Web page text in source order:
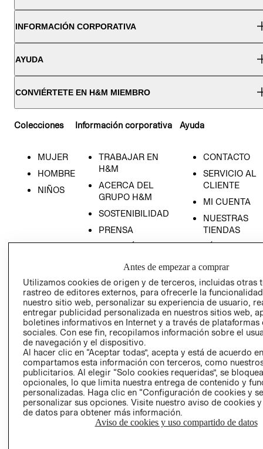
INFORMACIÓN CORPORATIVA
AYUDA
CONVIÉRTETE EN H&M MIEMBRO
Colecciones
MUJER
HOMBRE
NIÑOS
Información corporativa
TRABAJAR EN
H&M
ACERCA DEL
GRUPO H&M
SOSTENIBILIDAD
PRENSA
RELACIÓN CON
EMPRESARIAL
Ayuda
CONTACTO
SERVICIO AL
CLIENTE
MI CUENTA
NUESTRAS
TIENDAS
TÉRMINOS Y
AVISO DE
PRIVACIDAD
GIFT CARD
AVISO DE
COOKIES
LIBRO DE
Antes de empezar a comprar
Utilizamos cookies de origen y de terceros, incluidas otras
rastreo de editores externos, para ofrecerle la
nuestro sitio web, personalizar su experiencia de usuario,
entregar publicidad personalizada en nuestros sitios web,
boletines informativos en Internet y a través de plataformas
sociales. Con ese fin, recopilamos información sobre el
de navegación y el dispositivo.
Al hacer clic en “Aceptar todas”, acepta y está de acuerdo
compartamos esta información con terceros, como
publicitarios. Al elegir “Solo cookies requeridas”, se
opcionales, lo que limita nuestra entrega de contenido y
personalizadas. Haga clic en “Configuración de cookies y
personalizar sus opciones. Visite nuestro aviso de cookies
de datos para obtener más información.
Aviso de cookies y uso compartido de datos